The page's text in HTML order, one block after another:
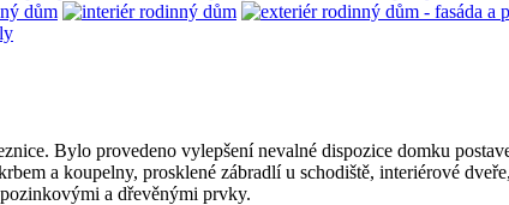
Bylo provedeno vylepšení nevalné dispozice domku
a koupelny, prosklené zábradlí u schodiště, interiérové
a dřevěnými prvky.